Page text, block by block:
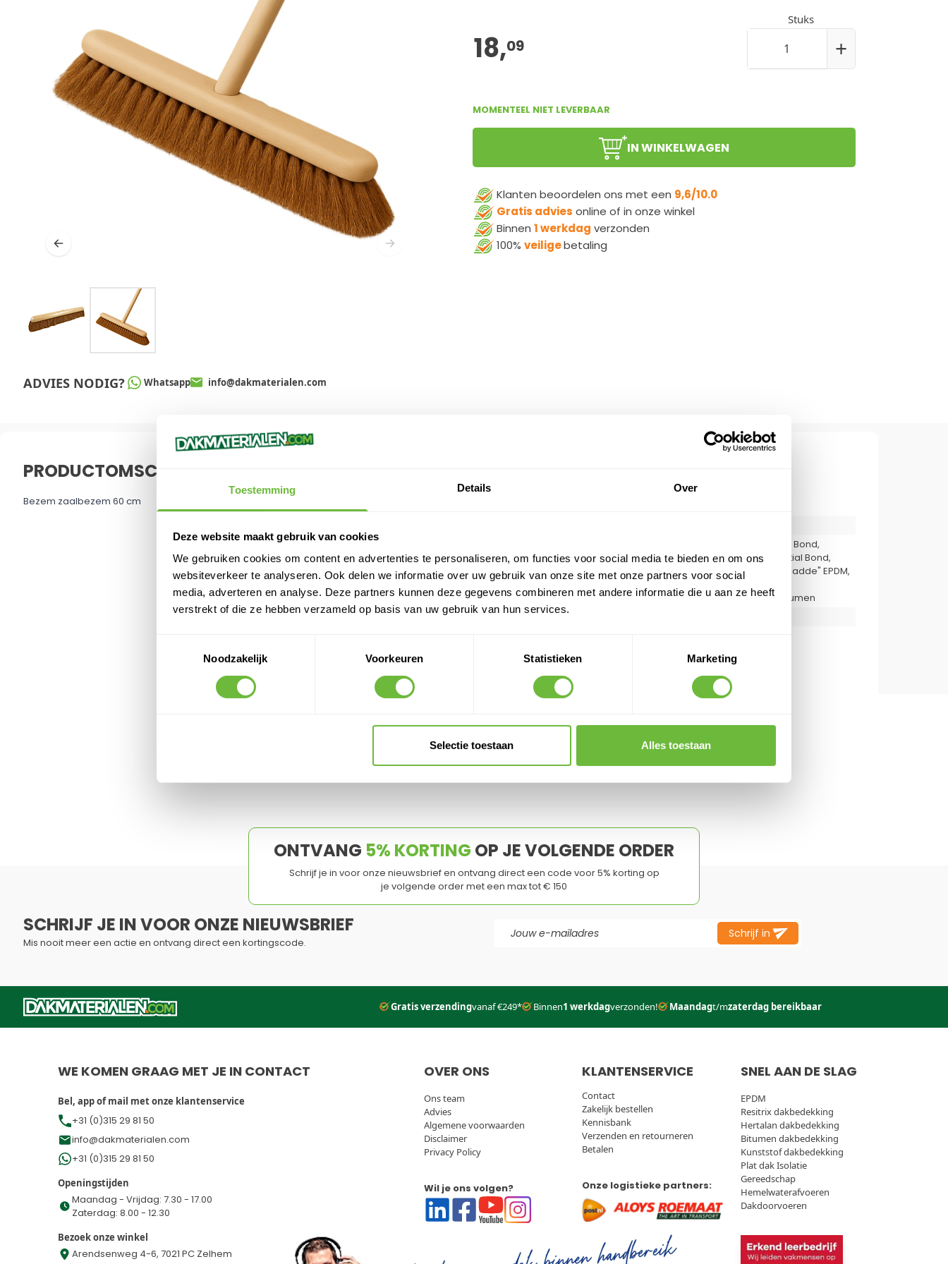
Toestemming Details Over
Deze website maakt gebruik van cookies
We gebruiken cookies om content en advertenties te personaliseren, om functies voor social media te bieden en om ons
websiteverkeer te analyseren. Ook delen we informatie over uw gebruik van onze site met onze partners voor social
media, adverteren en analyse. Deze partners kunnen deze gegevens combineren met andere informatie die u aan ze heeft
verstrekt of die ze hebben verzameld op basis van uw gebruik van hun services.
Noodzakelijk
Voorkeuren Statistieken Marketing
Selectie toestaan Alles toestaan
ADVIES NODIG? Whatsapp
MOMENTEEL NIET LEVERBAAR
Klanten beoordelen ons met een9,6/10.0
online of in onze winkel
100%veiligebetaling
994057
Zelfklevende Bitumen
Merk
Dakmaterialen
Soort
Gereedschap
Klantvragen
Geen vragen
SCHRIJF JE IN VOOR ONZE NIEUWSBRIEF E-mail adres
Dit formulier is beveiligd met reCAPTCHA - hetPrivacybeleiden de zijn van toepassing.
WE KOMEN GRAAG MET JE IN CONTACT
+31 (0)315 29 81 50
+31 (0)315 29 81 50
Openingstijden
Maandag - Vrijdag: 7.30 - 17.00
Zaterdag: 8.00 - 12.30
Bezoek onze winkel
Arendsenweg 4-6, 7021 PC Zelhem
Dakmaterialen Achterhoek B.V.
KVK:
86859595
OVER ONS
Algemene voorwaarden
Privacy Policy
Wil je ons volgen?
LinkedinFacebookYoutube
KLANTENSERVICE
Kennisbank
Betalen
Onze logistieke partners:
SNEL AAN DE SLAG
Hertalan dakbedekking
Kunststof dakbedekking
Plat dak Isolatie
Gereedschap
Hemelwaterafvoeren
Dakdoorvoeren